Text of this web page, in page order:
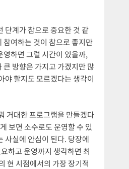
단계가 참으로 중요한 것 같
참여하는 것이 참으로 좋지만
하면 그럴 시간이 있을까,
큰 방향은 가지고 가겠지만 많
야 할지도 모르겠다는 생각이
거대한 프로그램을 만들겠다
보면 소수로도 운영할 수 있
사실에 안심이 된다. 당장에
하고 운영까지 생각하면 최
현 시점에서의 가장 장기적